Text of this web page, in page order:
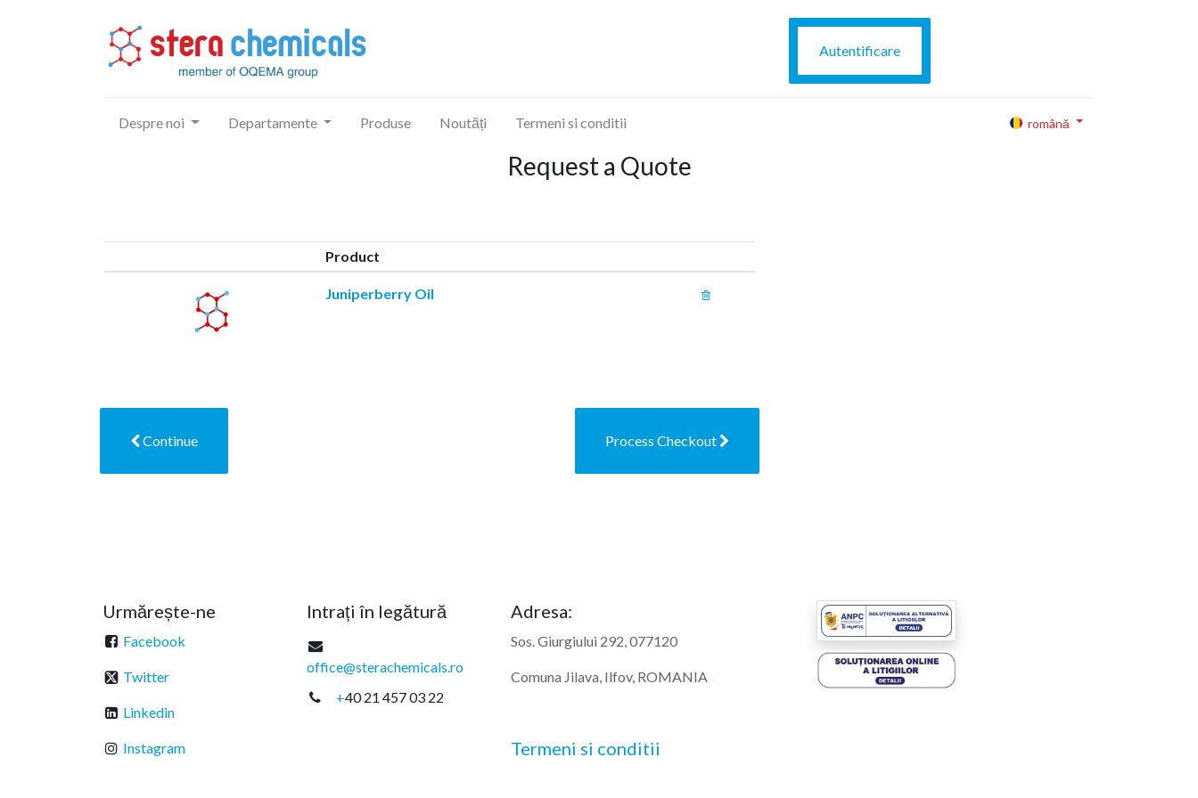
Autentificare
Despre noi Departamente Produse Noutăți Termeni si conditii română
Request a Quote
Product
Juniperberry Oil
Continue Process Checkout
Urmărește-ne
Facebook
Twitter
Linkedin
Instagram
Intrați în legătură
office@sterachemicals.ro
+40 21 457 03 22
Adresa:
Sos. Giurgiului 292, 077120
Comuna Jilava, Ilfov, ROMANIA
Termeni si conditii